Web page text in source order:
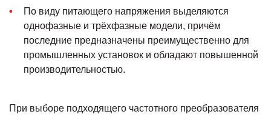
По виду питающего напряжения выделяются
однофазные и трёхфазные модели, причём
последние предназначены преимущественно для
промышленных установок и обладают повышенной
производительностью.
При выборе подходящего частотного преобразователя